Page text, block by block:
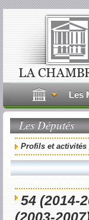
Les
Les Députés
Profils et activités
54 (2014-